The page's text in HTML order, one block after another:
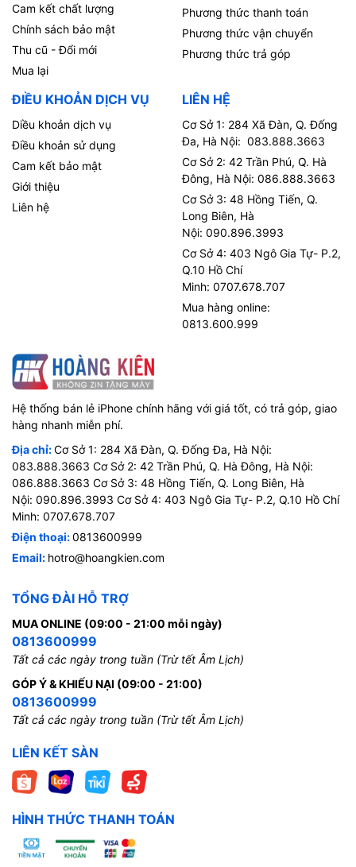
Cam kết chất lượng
Chính sách bảo mật
Thu cũ - Đổi mới
Mua lại
Phương thức thanh toán
Phương thức vận chuyển
Phương thức trả góp
ĐIỀU KHOẢN DỊCH VỤ
Diều khoản dịch vụ
Điều khoản sử dụng
Cam kết bảo mật
Giới thiệu
Liên hệ
LIÊN HỆ
Cơ Sở 1: 284 Xã Đàn, Q. Đống
Đa, Hà Nội: 083.888.3663
Cơ Sở 2: 42 Trần Phú, Q. Hà
Đông, Hà Nội: 086.888.3663
Cơ Sở 3: 48 Hồng Tiến, Q.
Long Biên, Hà
Nội: 090.896.3993
Cơ Sở 4: 403 Ngô Gia Tự- P.2,
Q.10 Hồ Chí
Minh: 0707.678.707
Mua hàng online:
0813.600.999
Hệ thống bán lẻ iPhone chính hãng với giá tốt, có trả góp, giao
hàng nhanh miễn phí.
Địa chỉ:Cơ Sở 1: 284 Xã Đàn, Q. Đống Đa, Hà Nội:
083.888.3663 Cơ Sở 2: 42 Trần Phú, Q. Hà Đông, Hà Nội:
086.888.3663 Cơ Sở 3: 48 Hồng Tiến, Q. Long Biên, Hà
Nội: 090.896.3993 Cơ Sở 4: 403 Ngô Gia Tự- P.2, Q.10 Hồ Chí
Minh: 0707.678.707
Điện thoại:0813600999
Email: hotro@hoangkien.com
TỔNG ĐÀI HỖ TRỢ
MUA ONLINE (09:00 - 21:00 mỗi ngày)
0813600999
Tất cả các ngày trong tuần (Trừ tết Âm Lịch)
GÓP Ý & KHIẾU NẠI (09:00 - 21:00)
0813600999
Tất cả các ngày trong tuần (Trừ tết Âm Lịch)
LIÊN KẾT SÀN
HÌNH THỨC THANH TOÁN